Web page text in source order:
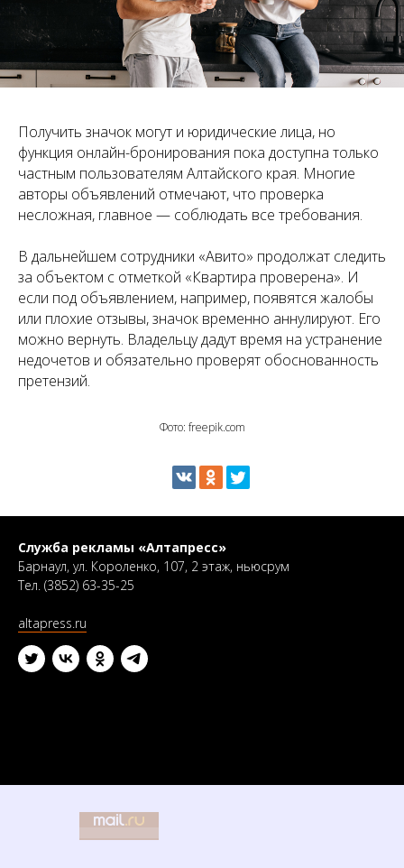
Получить значок могут и юридические лица, но
функция онлайн-бронирования пока доступна только
частным пользователям Алтайского края. Многие
авторы объявлений отмечают, что проверка
несложная, главное — соблюдать все требования.
В дальнейшем сотрудники «Авито» продолжат следить
за объектом с отметкой «Квартира проверена». И
если под объявлением, например, появятся жалобы
или плохие отзывы, значок временно аннулируют. Его
можно вернуть. Владельцу дадут время на устранение
недочетов и обязательно проверят обоснованность
претензий.
Фото: freepik.com
Служба рекламы «Алтапресс»
Барнаул, ул. Короленко, 107, 2 этаж, ньюсрум
Тел. (3852) 63-35-25
altapress.ru